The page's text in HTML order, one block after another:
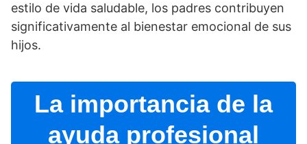
estilo de vida saludable, los padres contribuyen
significativamente al bienestar emocional de sus
hijos.
La importancia de la
ayuda profesional